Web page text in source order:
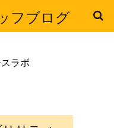
フブログ
ラボ